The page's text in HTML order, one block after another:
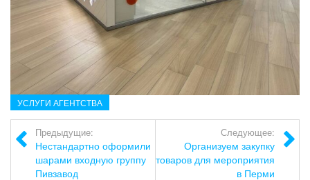
УСЛУГИ АГЕНТСТВА
Предыдущие:
Нестандартно оформили
шарами входную группу
Пивзавод
Следующее:
Организуем закупку
товаров для мероприятия
в Перми